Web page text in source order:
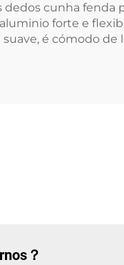
dedos cunha fenda
forte e
é cómodo de
？